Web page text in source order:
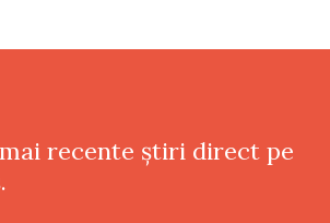
recente știri direct pe